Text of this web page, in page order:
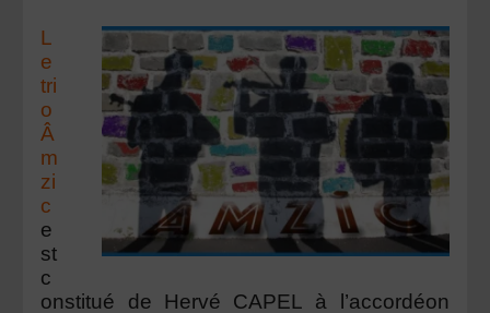
L
e
tri
o
Â
m
zi
c
e
st
c
onstitué de Hervé CAPEL à l’accordéon